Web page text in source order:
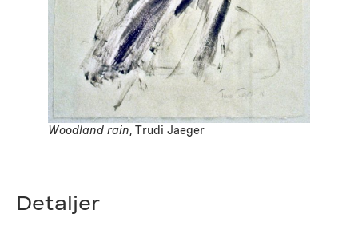
Woodland rain, Trudi Jaeger
Detaljer